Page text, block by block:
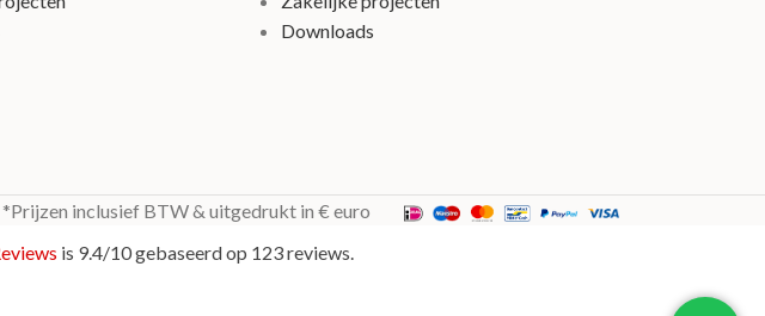
Downloads
*Prijzen inclusief BTW & uitgedrukt in € euro
is 9.4/10 gebaseerd op 123 reviews.